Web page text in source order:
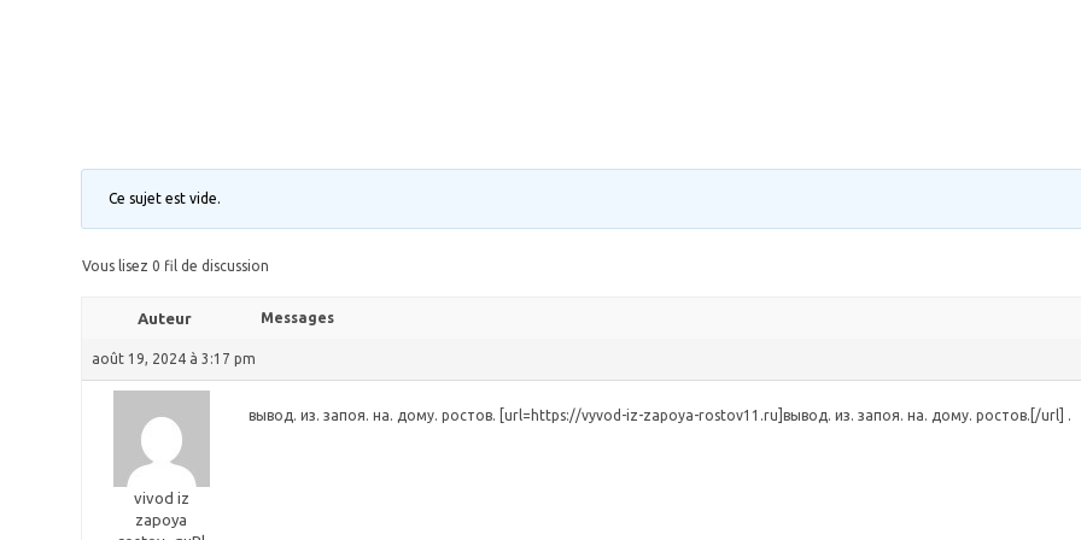
Ce sujet est vide.
Vous lisez 0 fil de discussion
Auteur Messages
août 19, 2024 à 3:17 pm
vivod iz
zapoya
вывод. из. запоя. на. дому. ростов. [url=https://vyvod-iz-zapoya-rostov11.ru]вывод. из. запоя. на. дому. ростов.[/url] .